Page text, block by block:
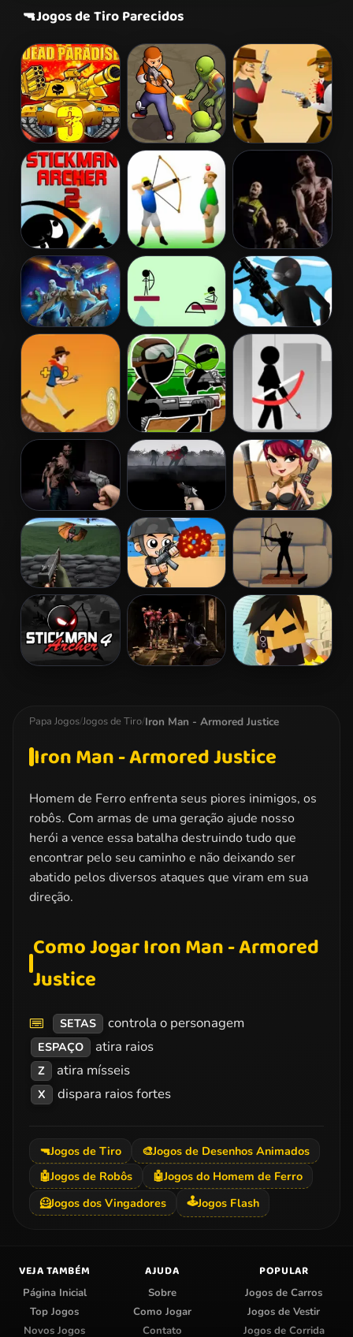
🔫Jogos de Tiro Parecidos
Dead Paradise
3
Zombie
Survival
Stickman
Archer 2
Apple Shooter Zombie
Invasion
Galactic Run
Guardians
Galaxy
Archery Tactical Squad
Cowboy Shoot
Zombies
Stickman
Army: The
Resistance
Stickman
Archer Online
Dead City Run Into Death Mummy Hunter
Tower Defense
vs Monsters
Captain War:
Zombie Killer
Shadow
Archers
Papa Jogos/Jogos de Tiro/Iron Man - Armored Justice
Iron Man - Armored Justice
Homem de Ferro enfrenta seus piores inimigos, os
robôs. Com armas de uma geração ajude nosso
herói a vence essa batalha destruindo tudo que
encontrar pelo seu caminho e não deixando ser
abatido pelos diversos ataques que viram em sua
direção.
Como Jogar Iron Man - Armored
Justice
SETAS controla o personagem
ESPAÇO atira raios
Z atira mísseis
X dispara raios fortes
🔫Jogos de Tiro 🎨Jogos de Desenhos Animados
🤖Jogos de Robôs 🤖Jogos do Homem de Ferro
🦸Jogos dos Vingadores 🕹️Jogos Flash
VEJA TAMBÉM
Página Inicial
Top Jogos
Novos Jogos
AJUDA
Sobre
Como Jogar
Contato
POPULAR
Jogos de Carros
Jogos de Vestir
Jogos de Corrida